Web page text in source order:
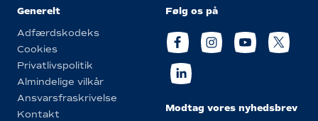
Generelt
Adfærdskodeks
Cookies
Privatlivspolitik
Almindelige vilkår
Ansvarsfraskrivelse
Kontakt
Følg os på
Modtag vores nyhedsbrev